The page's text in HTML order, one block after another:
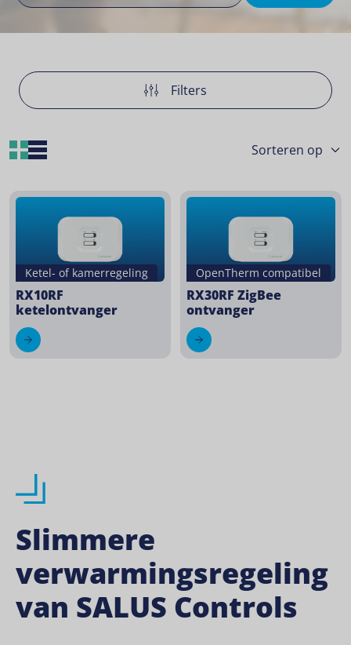
Filters
Grid Layout
Ketel- of kamerregeling
RX10RF
ketelontvanger
OpenTherm compatibel
RX30RF ZigBee
ontvanger
Slimmere
verwarmingsregeling
van SALUS Controls